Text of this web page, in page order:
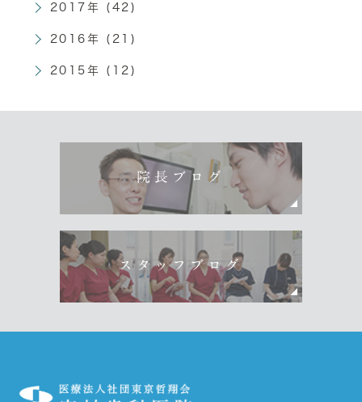
2017年 (42)
2016年 (21)
2015年 (12)
院長ブログ
スタッフブログ